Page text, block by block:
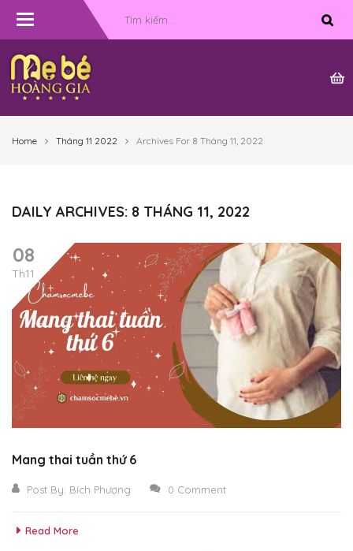
Toggle
Home Tháng 11 2022 Archives For 8 Tháng 11, 2022
DAILY ARCHIVES: 8 THÁNG 11, 2022
08
Th11
Mang thai tuần thứ 6
Post By: Bích Phượng 0 Comment
Read More